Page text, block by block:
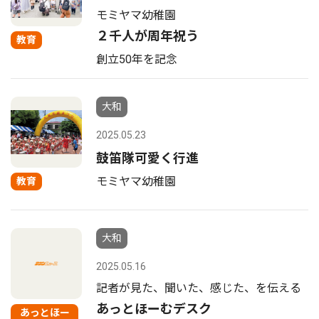
教育
モミヤマ幼稚園
２千人が周年祝う
創立50年を記念
教育
大和
2025.05.23
鼓笛隊可愛く行進
モミヤマ幼稚園
あっとほー
大和
2025.05.16
記者が見た、聞いた、感じた、を伝える
あっとほーむデスク